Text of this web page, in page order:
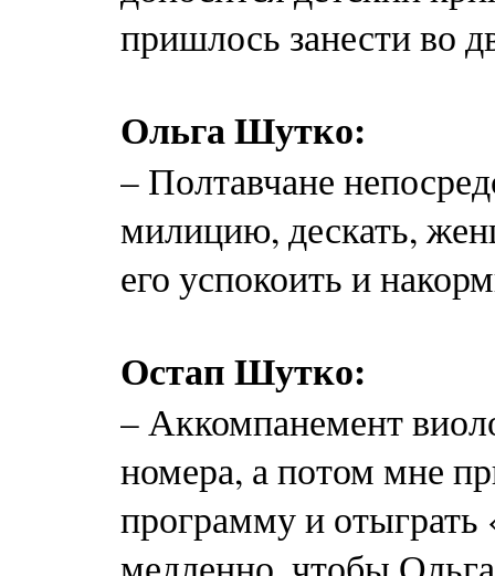
пришлось занести во
Ольга Шутко:
– Полтавчане
милицию, ­дескать,
его успокоить и
Остап Шутко:
– Аккомпанемент
номера, а потом мне
программу и